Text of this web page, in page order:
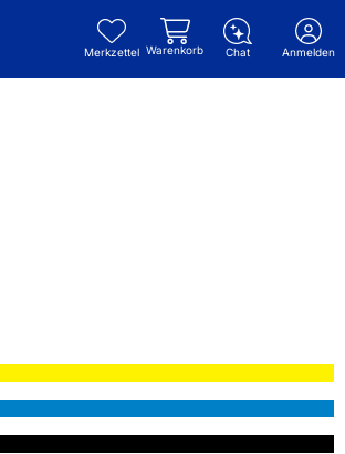
Merkzettel Warenkorb Chat Anmelden